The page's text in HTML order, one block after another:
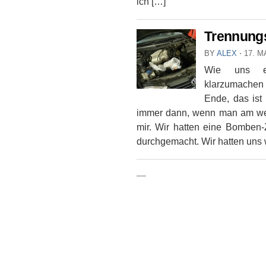
BY ALEX ⋅ 17.
Wie uns
Ende, das ist
immer dann, wenn man am
mir. Wir hatten eine
durchgemacht. Wir hatten
—